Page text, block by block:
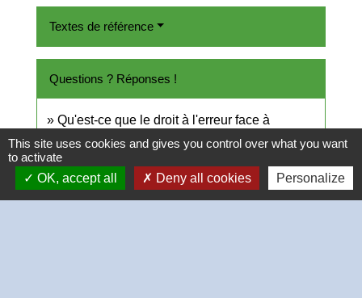
Textes de référence
Questions ? Réponses !
Qu'est-ce que le droit à l'erreur face à
l'administration ?
Qu'est-ce que la médiation administrative ?
This site uses cookies and gives you control over what you want
to activate
OK, accept all
Deny all cookies Personalize